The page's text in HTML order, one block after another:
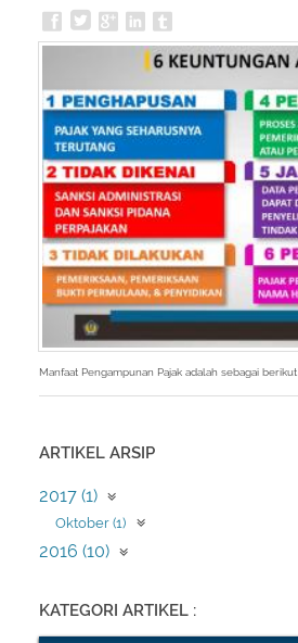
Manfaat Pengampunan Pajak adalah sebagai berikut
ARTIKEL ARSIP
2017 (1)
Oktober (1)
2016 (10)
KATEGORI ARTIKEL :